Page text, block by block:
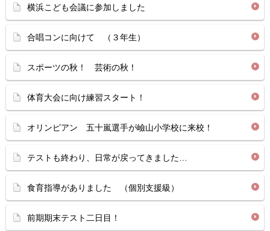
横浜こども会議に参加しました
合唱コンに向けて （３年生）
スポーツの秋！ 芸術の秋！
体育大会に向け練習スタート！
オリンピアン 五十嵐選手が嶮山小学校に来校！
テストも終わり、日常が戻ってきました…
食育指導がありました （個別支援級）
前期期末テスト二日目！